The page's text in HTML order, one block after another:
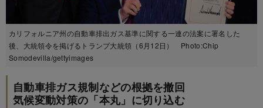
カリフォルニア州の自動車排出ガス基準に関する一連の法案に署名した
後、大統領令を掲げるトランプ大統領（6月12日） Photo:Chip
Somodevilla/gettyimages
自動車排ガス規制などの根拠を撤回
気候変動対策の「本丸」に切り込む